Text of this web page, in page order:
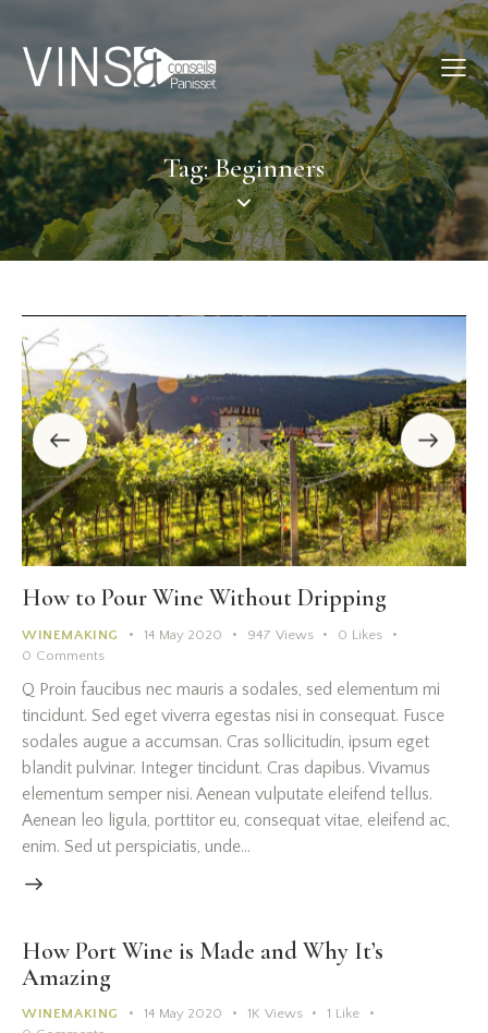
Tag: Beginners
How to Pour Wine Without Dripping
WINEMAKING 14 May 2020 947 Views 0 Likes
0 Comments
Q Proin faucibus nec mauris a sodales, sed elementum mi
tincidunt. Sed eget viverra egestas nisi in consequat. Fusce
sodales augue a accumsan. Cras sollicitudin, ipsum eget
blandit pulvinar. Integer tincidunt. Cras dapibus. Vivamus
elementum semper nisi. Aenean vulputate eleifend tellus.
Aenean leo ligula, porttitor eu, consequat vitae, eleifend ac,
enim. Sed ut perspiciatis, unde…
How Port Wine is Made and Why It’s
Amazing
WINEMAKING 14 May 2020 1K Views 1 Like